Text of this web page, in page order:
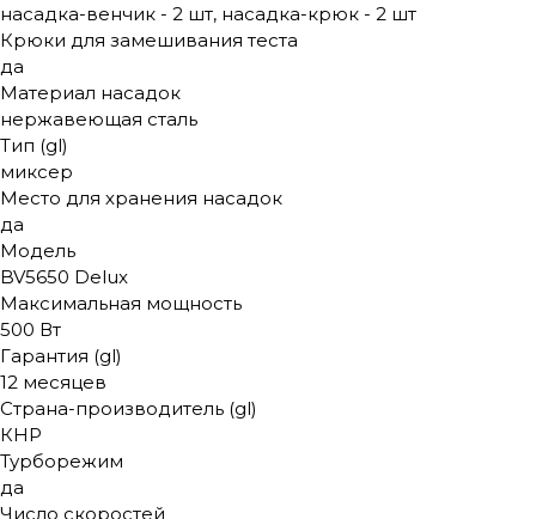
насадка-венчик - 2 шт, насадка-крюк - 2 шт
Крюки для замешивания теста
да
Материал насадок
нержавеющая сталь
Тип (gl)
миксер
Место для хранения насадок
да
Модель
BV5650 Delux
Максимальная мощность
500 Вт
Гарантия (gl)
12 месяцев
Страна-производитель (gl)
КНР
Турборежим
да
Число скоростей